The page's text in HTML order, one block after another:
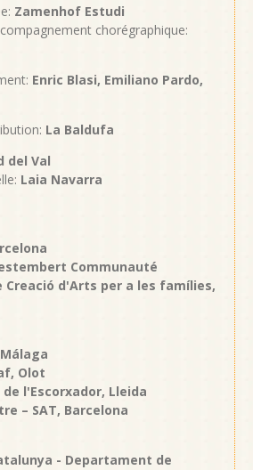
Zamenhof Estudi
chorégraphique:
Enric Blasi, Emiliano Pardo,
La Baldufa
del Val
Laia Navarra
Communauté
Creació d'Arts per a les famílies,
Olot
l'Escorxador, Lleida
– SAT, Barcelona
- Departament de